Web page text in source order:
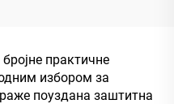
практичне
избором за
поуздана заштитна